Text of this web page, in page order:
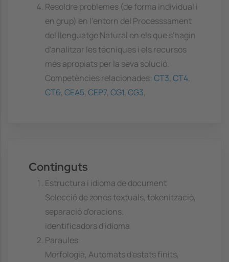
Resoldre problemes (de forma individual i
en grup) en l'entorn del Processsament
del llenguatge Natural en els que s'hagin
d'analitzar les técniques i els recursos
més apropiats per la seva solució.
Competències relacionades: CT3, CT4,
CT6, CEA5, CEP7, CG1, CG3,
Continguts
Estructura i idioma de document
Selecció de zones textuals, tokenització,
separació d'oracions.
identificadors d'idioma
Paraules
Morfologia, Automats d'estats finits,